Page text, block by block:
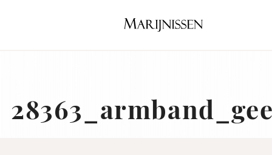
Home